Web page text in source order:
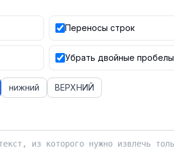
Переносы строк
Убрать двойные пробелы
нижний ВЕРХНИЙ